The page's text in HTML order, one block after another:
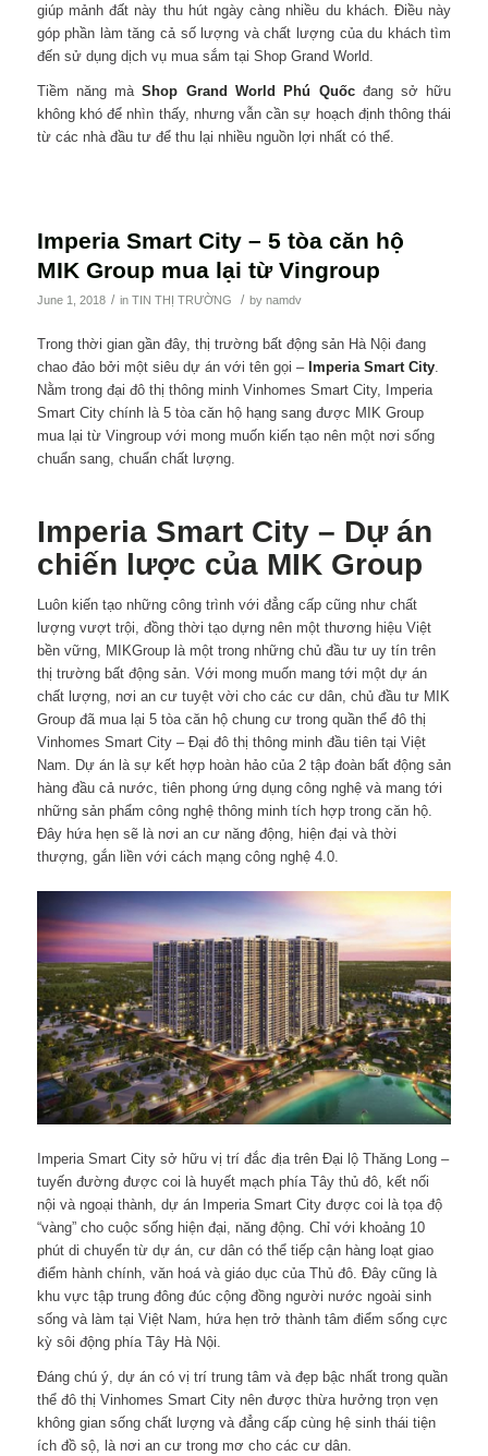
giúp mảnh đất này thu hút ngày càng nhiều du khách. Điều này
góp phần làm tăng cả số lượng và chất lượng của du khách tìm
đến sử dụng dịch vụ mua sắm tại Shop Grand World.
Tiềm năng màShop Grand World Phú Quốcđang sở hữu
không khó để nhìn thấy, nhưng vẫn cần sự hoạch định thông thái
từ các nhà đầu tư để thu lại nhiều nguồn lợi nhất có thể.
Imperia Smart City – 5 tòa căn hộ
MIK Group mua lại từ Vingroup
June 1, 2018 / in TIN THỊ TRƯỜNG / by namdv
Trong thời gian gần đây, thị trường bất động sản Hà Nội đang
chao đảo bởi một siêu dự án với tên gọi – Imperia Smart City.
Nằm trong đại đô thị thông minh Vinhomes Smart City, Imperia
Smart City chính là 5 tòa căn hộ hạng sang được MIK Group
mua lại từ Vingroup với mong muốn kiến tạo nên một nơi sống
chuẩn sang, chuẩn chất lượng.
Imperia Smart City – Dự án
chiến lược của MIK Group
Luôn kiến tạo những công trình với đẳng cấp cũng như chất
lượng vượt trội, đồng thời tạo dựng nên một thương hiệu Việt
bền vững, MIKGroup là một trong những chủ đầu tư uy tín trên
thị trường bất động sản. Với mong muốn mang tới một dự án
chất lượng, nơi an cư tuyệt vời cho các cư dân, chủ đầu tư MIK
Group đã mua lại 5 tòa căn hộ chung cư trong quần thể đô thị
Vinhomes Smart City – Đại đô thị thông minh đầu tiên tại Việt
Nam. Dự án là sự kết hợp hoàn hảo của 2 tập đoàn bất động sản
hàng đầu cả nước, tiên phong ứng dụng công nghệ và mang tới
những sản phẩm công nghệ thông minh tích hợp trong căn hộ.
Đây hứa hẹn sẽ là nơi an cư năng động, hiện đại và thời
thượng, gắn liền với cách mạng công nghệ 4.0.
Imperia Smart City sở hữu vị trí đắc địa trên Đại lộ Thăng Long –
tuyến đường được coi là huyết mạch phía Tây thủ đô, kết nối
nội và ngoại thành, dự án Imperia Smart City được coi là tọa độ
“vàng” cho cuộc sống hiện đại, năng động. Chỉ với khoảng 10
phút di chuyển từ dự án, cư dân có thể tiếp cận hàng loạt giao
điểm hành chính, văn hoá và giáo dục của Thủ đô. Đây cũng là
khu vực tập trung đông đúc cộng đồng người nước ngoài sinh
sống và làm tại Việt Nam, hứa hẹn trở thành tâm điểm sống cực
kỳ sôi động phía Tây Hà Nội.
Đáng chú ý, dự án có vị trí trung tâm và đẹp bậc nhất trong quần
thể đô thị Vinhomes Smart City nên được thừa hưởng trọn vẹn
không gian sống chất lượng và đẳng cấp cùng hệ sinh thái tiện
ích đồ sộ, là nơi an cư trong mơ cho các cư dân.